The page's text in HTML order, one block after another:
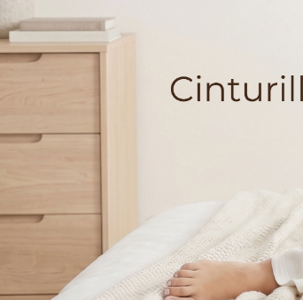
ZONA DE MOLDEO
Abdominal